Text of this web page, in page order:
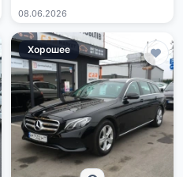
08.06.2026
Хорошее